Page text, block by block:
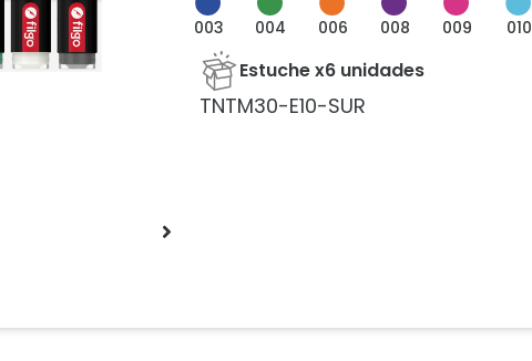
003 004 006 008 009 010
Estuche x6 unidades
TNTM30-E10-SUR